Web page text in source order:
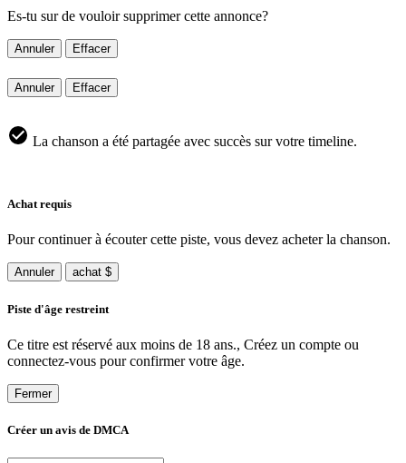
Es-tu sur de vouloir supprimer cette annonce?
Annuler Effacer
Annuler Effacer
La chanson a été partagée avec succès sur votre timeline.
Achat requis
Pour continuer à écouter cette piste, vous devez acheter la chanson.
Annuler achat $
Piste d'âge restreint
Ce titre est réservé aux moins de 18 ans., Créez un compte ou
connectez-vous pour confirmer votre âge.
Fermer
Créer un avis de DMCA